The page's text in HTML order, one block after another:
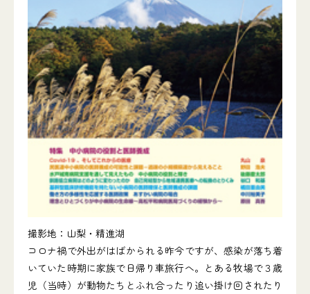
撮影地：山梨・精進湖
コロナ禍で外出がはばかられる昨今ですが、感染が落ち着
いていた時期に家族で日帰り車旅行へ。とある牧場で３歳
児（当時）が動物たちとふれ合ったり追い掛け回されたり